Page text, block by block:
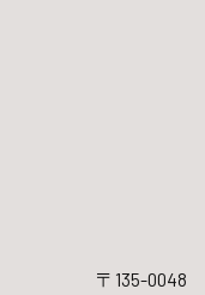
〒135-0048